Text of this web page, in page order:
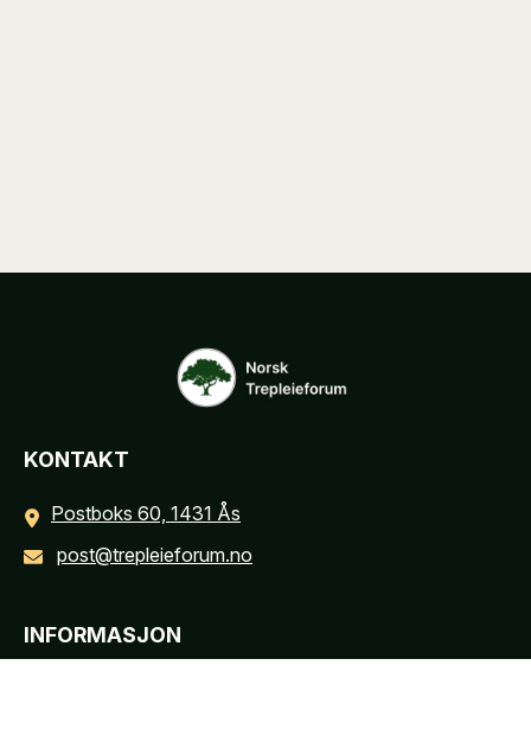
KONTAKT
Postboks 60, 1431 Ås
post@trepleieforum.no
INFORMASJON